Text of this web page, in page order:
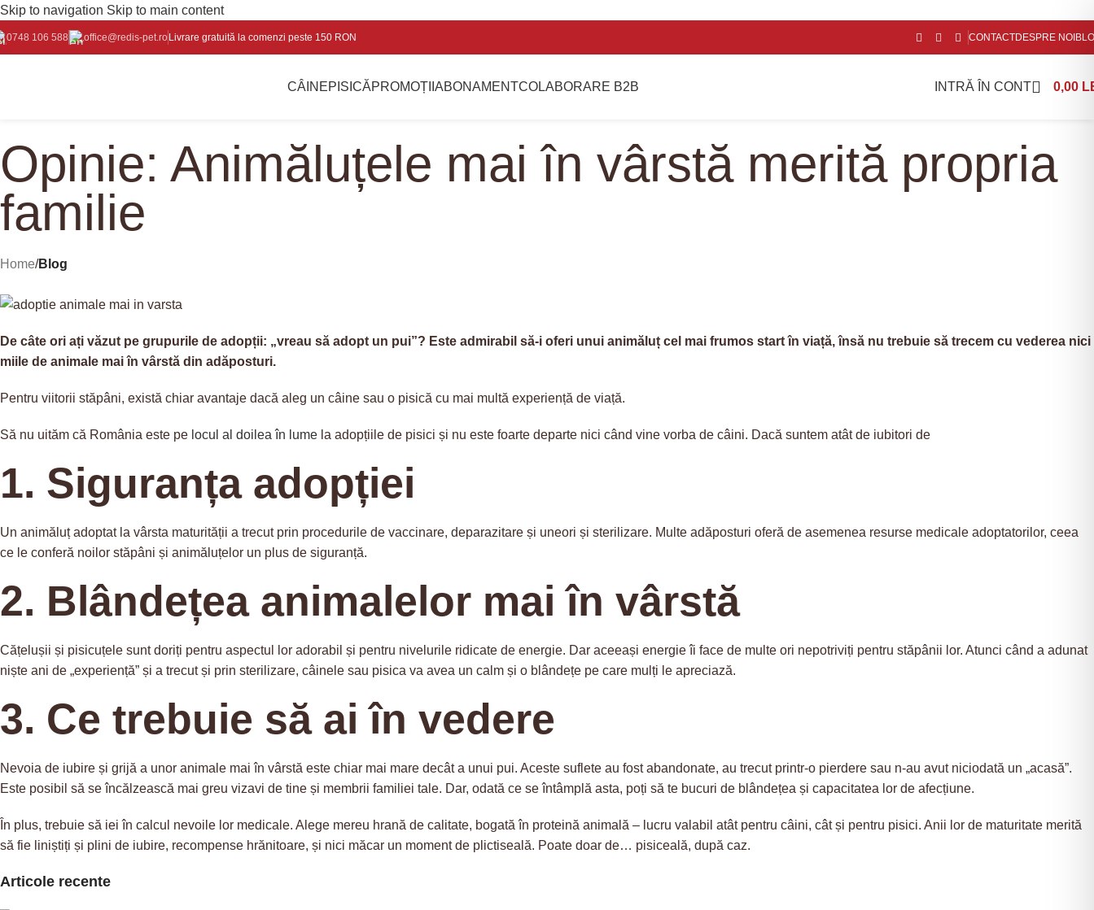
Skip to navigation Skip to main content
0748 106 588 office@redis-pet.ro Livrare gratuită la comenzi peste 150 RON CONTACTDESPRE NOI
CÂINEPISICĂPROMOȚII ABONAMENTCOLABORARE B2B INTRĂ ÎN CONT 0,00
Opinie: Animăluțele mai în vârstă merită propria
familie
Home/Blog
De câte ori ați văzut pe grupurile de adopții: „vreau să adopt un pui”? Este admirabil să-i oferi unui animăluț cel mai frumos start în viață, însă nu trebuie să trecem cu vederea nici
miile de animale mai în vârstă din adăposturi.
Pentru viitorii stăpâni, există chiar avantaje dacă aleg un câine sau o pisică cu mai multă experiență de viață.
Să nu uităm că România este pe locul al doilea în lume la adopțiile de pisici și nu este foarte departe nici când vine vorba de câini. Dacă suntem atât de iubitori de
1. Siguranța adopției
Un animăluț adoptat la vârsta maturității a trecut prin procedurile de vaccinare, deparazitare și uneori și sterilizare. Multe adăposturi oferă de asemenea resurse medicale adoptatorilor, ceea
ce le conferă noilor stăpâni și animăluțelor un plus de siguranță.
2. Blândețea animalelor mai în vârstă
Cățelușii și pisicuțele sunt doriți pentru aspectul lor adorabil și pentru nivelurile ridicate de energie. Dar aceeași energie îi face de multe ori nepotriviți pentru stăpânii lor. Atunci când a adunat
niște ani de „experiență” și a trecut și prin sterilizare, câinele sau pisica va avea un calm și o blândețe pe care mulți le apreciază.
3. Ce trebuie să ai în vedere
Nevoia de iubire și grijă a unor animale mai în vârstă este chiar mai mare decât a unui pui. Aceste suflete au fost abandonate, au trecut printr-o pierdere sau n-au avut niciodată un „acasă”.
Este posibil să se încălzească mai greu vizavi de tine și membrii familiei tale. Dar, odată ce se întâmplă asta, poți să te bucuri de blândețea și capacitatea lor de afecțiune.
În plus, trebuie să iei în calcul nevoile lor medicale. Alege mereu hrană de calitate, bogată în proteină animală – lucru valabil atât pentru câini, cât și pentru pisici. Anii lor de maturitate merită
să fie liniștiți și plini de iubire, recompense hrănitoare, și nici măcar un moment de plictiseală. Poate doar de… pisiceală, după caz.
Articole recente